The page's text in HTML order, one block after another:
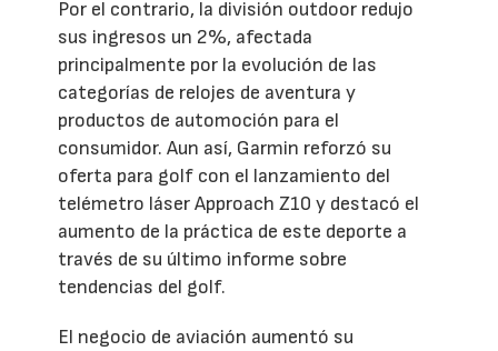
Por el contrario, la división outdoor redujo
sus ingresos un 2%, afectada
principalmente por la evolución de las
categorías de relojes de aventura y
productos de automoción para el
consumidor. Aun así, Garmin reforzó su
oferta para golf con el lanzamiento del
telémetro láser Approach Z10 y destacó el
aumento de la práctica de este deporte a
través de su último informe sobre
tendencias del golf.
El negocio de aviación aumentó su